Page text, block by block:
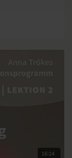
16:14